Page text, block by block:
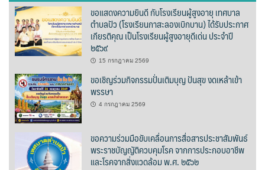
ลักษณาคาร์เร้นท์
สมบัติทัวร์ (ทุ่งช้าง – กรุงเทพฯ)
สุวัฒนายานยนต์
ธุรกิจสปา/ร้านนวด
ติ๊ก นวดเพื่อสุขภาพ
วรนคร นวดเพื่อสุขภาพ
ขอแสดงความยินดี กับโรงเรียนผู้สูงอายุ เทศบาล
ตำบลปัว (โรงเรียนกาสะลองเบิกบาน) ได้รับประกาศ
เกียรติคุณ เป็นโรงเรียนผู้สูงอายุดีเด่น ประจำปี
๒๕๖๙
15 กรกฎาคม 2569
ขอเชิญร่วมกิจกรรมปั่นเติมบุญ ปันสุข งดเหล้าเข้า
พรรษา
4 กรกฎาคม 2569
ขอความร่วมมือขับเคลื่อนการสื่อสารประชาสัมพันธ์
พระราชบัญญัติควบคุมโรค จากการประกอบอาชีพ
และโรคจากสิ่งแวดล้อม พ.ศ. ๒๕๖๒